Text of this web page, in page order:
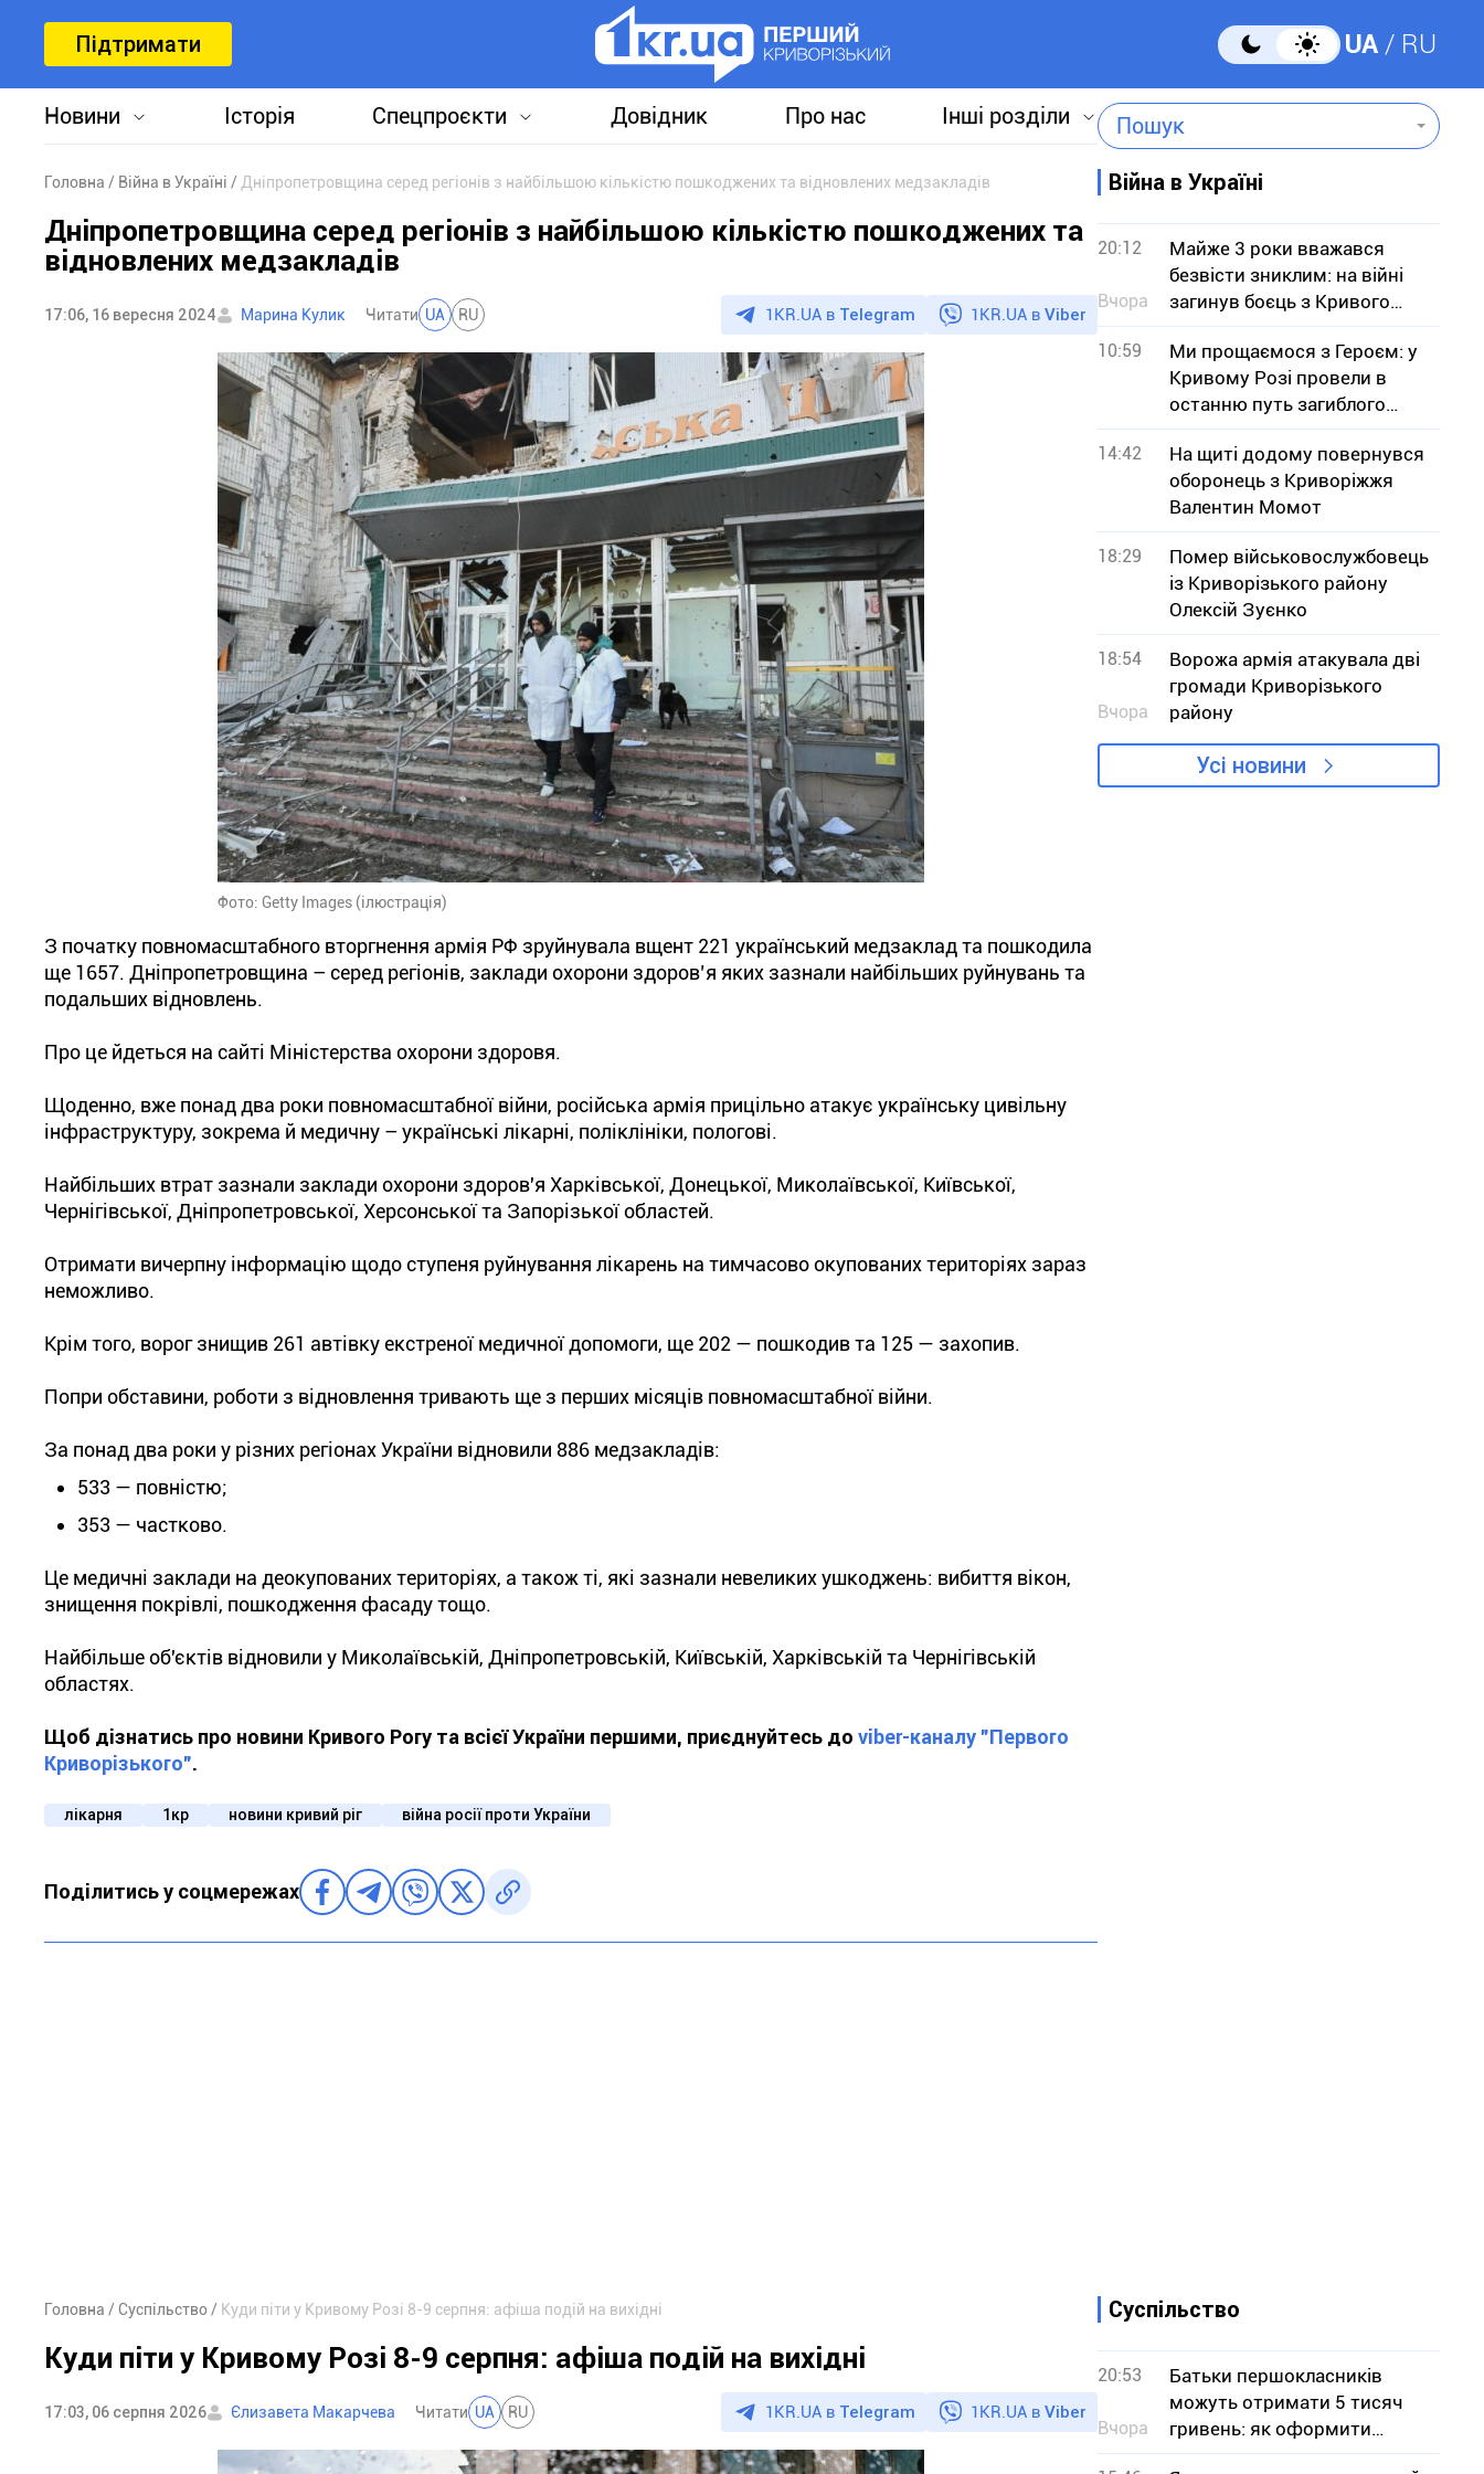
Підтримати UA RU
Новини Історія Спецпроєкти Довідник Про нас Інші розділи Пошук
Головна Війна в Україні Дніпропетровщина серед регіонів з найбільшою кількістю пошкоджених та відновлених медзакладів
Дніпропетровщина серед регіонів з найбільшою кількістю пошкоджених та
відновлених медзакладів
17:06, 16 вересня 2024 Марина Кулик Читати UA RU 1KR.UA в Telegram 1KR.UA в Viber
Фото: Getty Images (ілюстрація)
З початку повномасштабного вторгнення армія РФ зруйнувала вщент 221 український медзаклад та пошкодила
ще 1657. Дніпропетровщина – серед регіонів, заклади охорони здоров’я яких зазнали найбільших руйнувань та
подальших відновлень.
Про це йдеться на сайті Міністерства охорони здоровя.
Щоденно, вже понад два роки повномасштабної війни, російська армія прицільно атакує українську цивільну
інфраструктуру, зокрема й медичну – українські лікарні, поліклініки, пологові.
Найбільших втрат зазнали заклади охорони здоров'я Харківської, Донецької, Миколаївської, Київської,
Чернігівської, Дніпропетровської, Херсонської та Запорізької областей.
Отримати вичерпну інформацію щодо ступеня руйнування лікарень на тимчасово окупованих територіях зараз
неможливо.
Крім того, ворог знищив 261 автівку екстреної медичної допомоги, ще 202 — пошкодив та 125 — захопив.
Попри обставини, роботи з відновлення тривають ще з перших місяців повномасштабної війни.
За понад два роки у різних регіонах України відновили 886 медзакладів:
533 — повністю;
353 — частково.
Це медичні заклади на деокупованих територіях, а також ті, які зазнали невеликих ушкоджень: вибиття вікон,
знищення покрівлі, пошкодження фасаду тощо.
Найбільше об'єктів відновили у Миколаївській, Дніпропетровській, Київській, Харківській та Чернігівській
областях.
Щоб дізнатись про новини Кривого Рогу та всієї України першими, приєднуйтесь до viber-каналу "Первого
Криворізького".
лікарня 1кр новини кривий ріг війна росії проти України
Поділитись у соцмережах
Війна в Україні
20:12
Вчора
Майже 3 роки вважався
безвісти зниклим: на війні
загинув боєць з Кривого
Рогу В`ячеслав Чучмай
10:59
Ми прощаємося з Героєм: у
Кривому Розі провели в
останню путь загиблого
військового Юрія Тісьменка
14:42
На щиті додому повернувся
оборонець з Криворіжжя
Валентин Момот
18:29
Помер військовослужбовець
із Криворізького району
Олексій Зуєнко
18:54
Вчора
Ворожа армія атакувала дві
громади Криворізького
району
Усі новини
Головна Суспільство Куди піти у Кривому Розі 8-9 серпня: афіша подій на вихідні
Куди піти у Кривому Розі 8-9 серпня: афіша подій на вихідні
17:03, 06 серпня 2026 Єлизавета Макарчева Читати UA RU 1KR.UA в Telegram 1KR.UA в Viber
Суспільство
20:53
Вчора
Батьки першокласників
можуть отримати 5 тисяч
гривень: як оформити
«Пакунок школяра»